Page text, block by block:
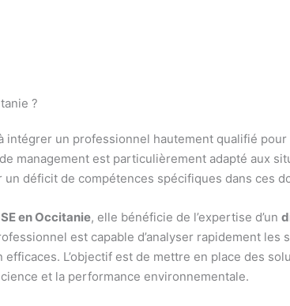
?
intégrer un professionnel hautement qualifié
management est particulièrement adapté aux
déficit de compétences spécifiques dans ces
en Occitanie, elle bénéficie de l’expertise d’un
est capable d’analyser rapidement les
L’objectif est de mettre en place des
et la performance environnementale.